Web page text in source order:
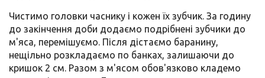
Чистимо головки часнику і кожен їх зубчик. За годину
до закінчення доби додаємо подрібнені зубчики до
м'яса, перемішуємо. Після дістаємо баранину,
нещільно розкладаємо по банках, залишаючи до
кришок 2 см. Разом з м'ясом обов'язково кладемо